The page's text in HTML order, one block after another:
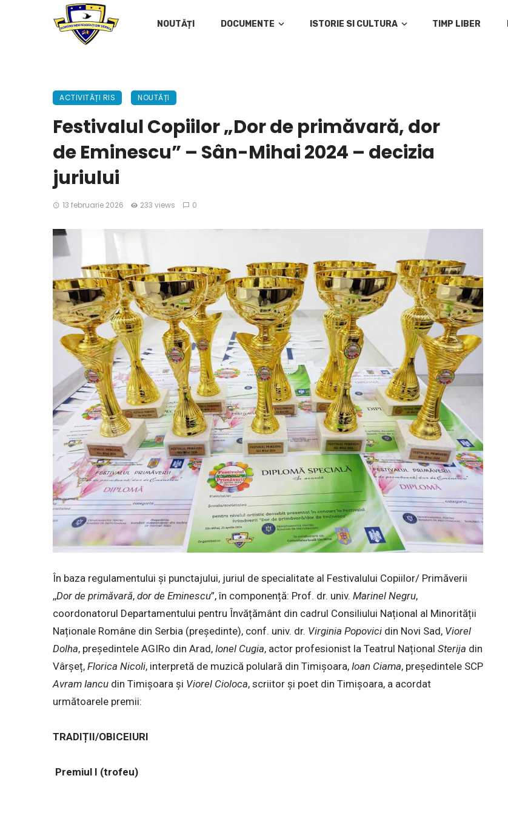
NOUTĂȚI DOCUMENTE ISTORIE SI CULTURA TIMP LIBER
ACTIVITĂȚI RIS NOUTĂȚI
Festivalul Copiilor „Dor de primăvară, dor
de Eminescu” – Sân-Mihai 2024 – decizia
juriului
13 februarie 2026 233 views 0
În baza regulamentului și punctajului, juriul de specialitate al Festivalului Copiilor/ Primăverii
,,Dor de primăvară, dor de Eminescu”, în componență: Prof. dr. univ. Marinel Negru,
coordonatorul Departamentului pentru Învățământ din cadrul Consiliului Național al Minorității
Naționale Române din Serbia (președinte), conf. univ. dr. Virginia Popovici din Novi Sad, Viorel
Dolha, președintele AGIRo din Arad, Ionel Cugia, actor profesionist la Teatrul Național Sterija din
Vârșeț, Florica Nicoli, interpretă de muzică polulară din Timișoara, Ioan Ciama, președintele SCP
Avram Iancu din Timișoara și Viorel Cioloca, scriitor și poet din Timişoara, a acordat
următoarele premii:
TRADIȚII/OBICEIURI
Premiul I (trofeu)